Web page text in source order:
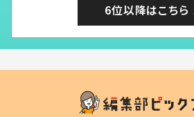
6位以降はこちら